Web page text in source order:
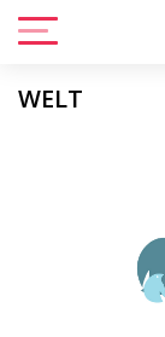
WELT